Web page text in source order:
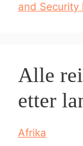
and Security
Alle
etter
Afrika